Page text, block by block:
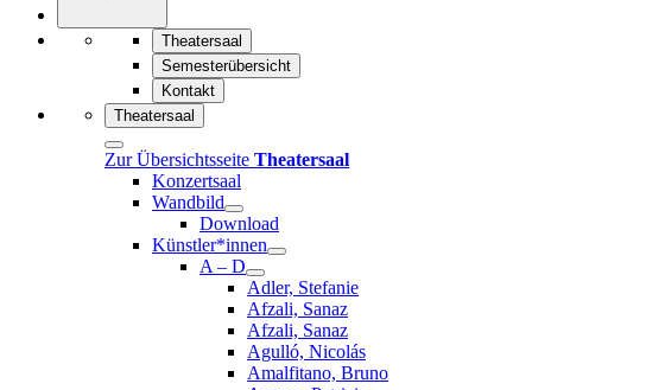
Theatersaal
Semesterübersicht
Kontakt
Theatersaal
Zur Übersichtsseite Theatersaal
Konzertsaal
Wandbild
Download
Künstler*innen
A – D
Adler, Stefanie
Afzali, Sanaz
Afzali, Sanaz
Agulló, Nicolás
Amalfitano, Bruno